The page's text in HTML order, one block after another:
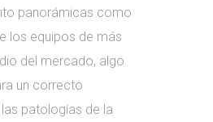
panorámicas como
los equipos de más
del mercado, algo
un correcto
patologías de la